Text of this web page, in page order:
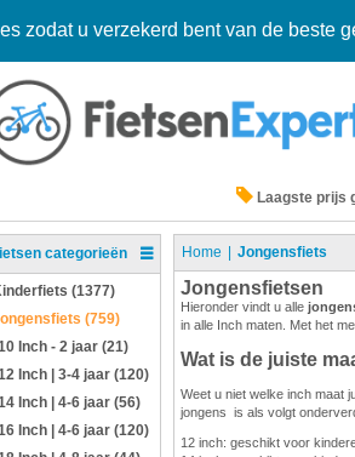
zodat u verzekerd bent van de beste
Laagste prijs
categorieën
(1377)
(759)
Inch - 2 jaar (21)
Inch | 3-4 jaar (120)
Inch | 4-6 jaar (56)
Inch | 4-6 jaar (120)
Home Jongensfiets
Jongensfietsen
Hieronder vindt u alle
in alle Inch maten. Met het
Wat is de juiste
Weet u niet welke inch maat
jongens is als volgt
12 inch: geschikt voor